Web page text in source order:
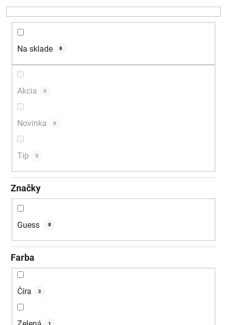
r
o
Na sklade 8
Akcia 0
Novinka 0
Tip 0
Značky
Guess 8
Farba
Číra 3
1